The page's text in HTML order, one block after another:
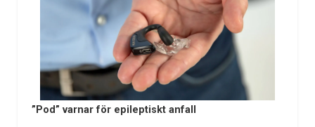
”Pod” varnar för epileptiskt anfall